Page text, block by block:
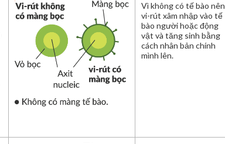
Vì không có tế bào nên
vi-rút xâm nhập vào tế
bào người hoặc động
vật và tăng sinh bằng
cách nhân bản chính
mình lên.